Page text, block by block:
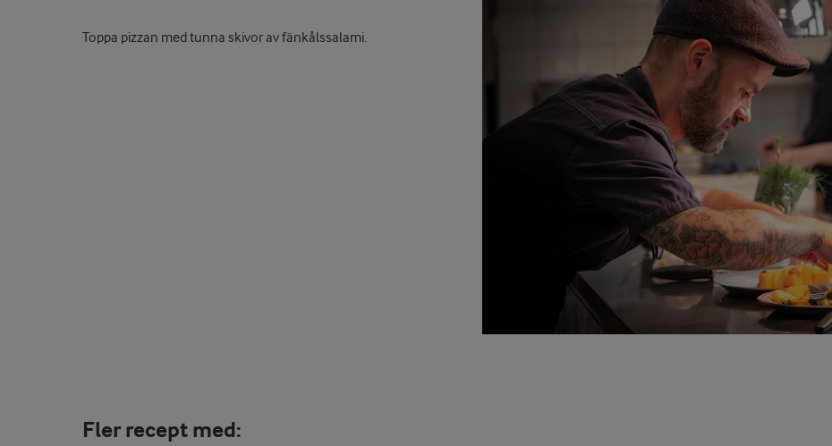
Toppa pizzan med tunna skivor av fänkålssalami.
Fler recept med: